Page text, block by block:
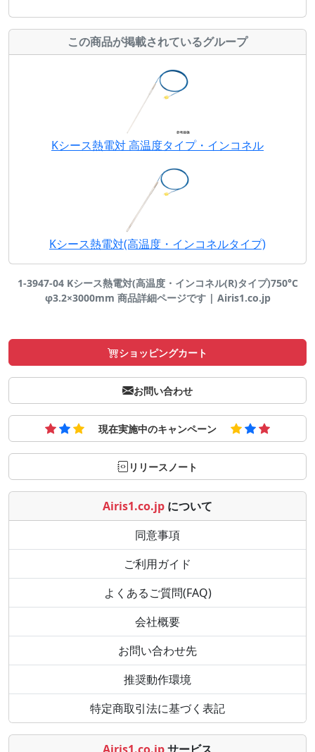
この商品が掲載されているグループ
Kシース熱電対 高温度タイプ・インコネル
Kシース熱電対(高温度・インコネルタイプ)
1-3947-04 Kシース熱電対(高温度・インコネル(R)タイプ)750°C
φ3.2×3000mm 商品詳細ページです | Airis1.co.jp
ショッピングカート
お問い合わせ
現在実施中のキャンペーン
リリースノート
Airis1.co.jp について
同意事項
ご利用ガイド
よくあるご質問(FAQ)
会社概要
お問い合わせ先
推奨動作環境
特定商取引法に基づく表記